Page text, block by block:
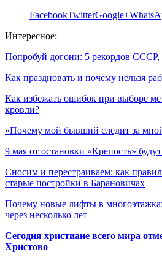
FacebookTwitterGoogle+
Интересное:
Попробуй догони: 5 рекордов
Как праздновать и почему нельзя
Как избежать ошибок при выборе
кровли?
«Почему мой бывший следит за
9 мая от остановки «Крепость»
Сносим и перестраиваем: как
старые постройки в Барановичах
Почему новые лифты в
через несколько лет
Сегодня христиане всего мира
Христово